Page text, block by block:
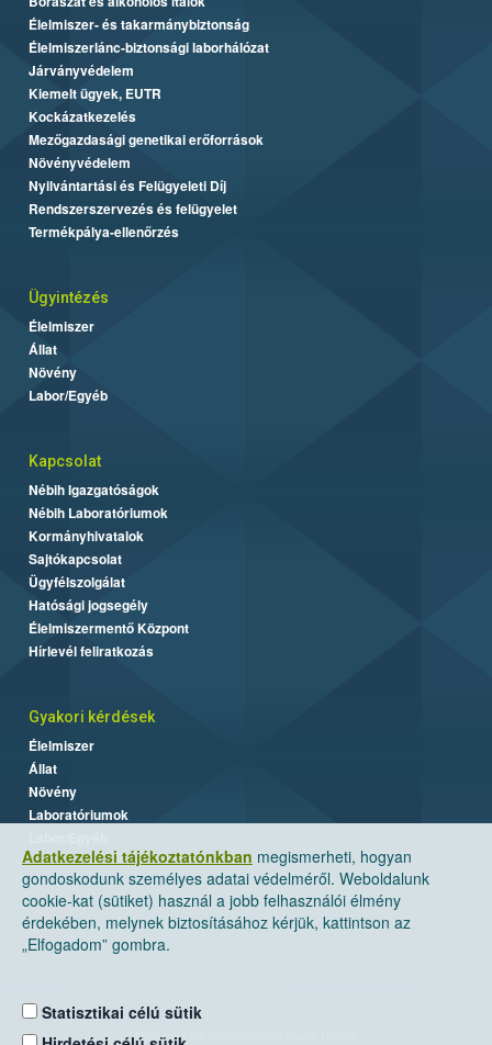
Adatkezelési tájékoztatónkban megismerheti, hogyan
gondoskodunk személyes adatai védelméről. Weboldalunk
cookie-kat (sütiket) használ a jobb felhasználói élmény
érdekében, melynek biztosításához kérjük, kattintson az
„Elfogadom” gombra.
Statisztikai célú sütik
Élelmiszer- és takarmánybiztonság
Élelmiszerlánc-biztonsági laborhálózat
Járványvédelem
Kiemelt ügyek, EUTR
Kockázatkezelés
Mezőgazdasági genetikai erőforrások
Növényvédelem
Nyilvántartási és Felügyeleti Díj
Rendszerszervezés és felügyelet
Termékpálya-ellenőrzés
Ügyintézés
Élelmiszer
Állat
Növény
Labor/Egyéb
Kapcsolat
Nébih Igazgatóságok
Nébih Laboratóriumok
Kormányhivatalok
Sajtókapcsolat
Ügyfélszolgálat
Hatósági jogsegély
Élelmiszermentő Központ
Hírlevél feliratkozás
Gyakori kérdések
Élelmiszer
Állat
Növény
Laboratóriumok
Nemzeti Élelmiszerlánc-biztonsági Hivatal